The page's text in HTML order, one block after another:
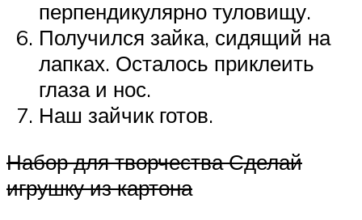
перпендикулярно туловищу.
Получился зайка, сидящий на
лапках. Осталось приклеить
глаза и нос.
Наш зайчик готов.
Набор для творчества Сделай
игрушку из картона